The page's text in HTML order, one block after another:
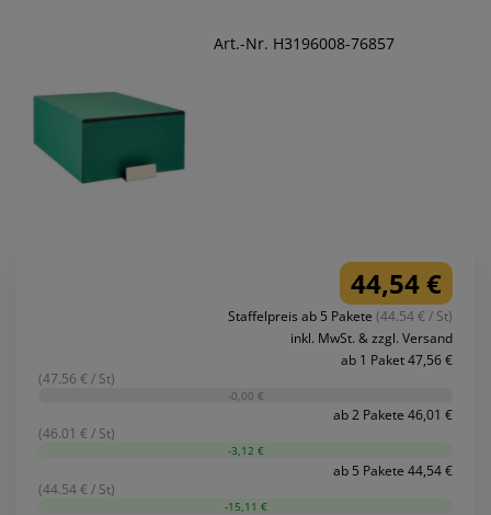
Art.-Nr. H3196008-76857
44,54 €
Staffelpreis ab 5 Pakete (44.54 € / St)
inkl. MwSt. & zzgl. Versand
ab 1 Paket 47,56 €
(47.56 € / St)
-0,00 €
ab 2 Pakete 46,01 €
(46.01 € / St)
-3,12 €
ab 5 Pakete 44,54 €
(44.54 € / St)
-15,11 €